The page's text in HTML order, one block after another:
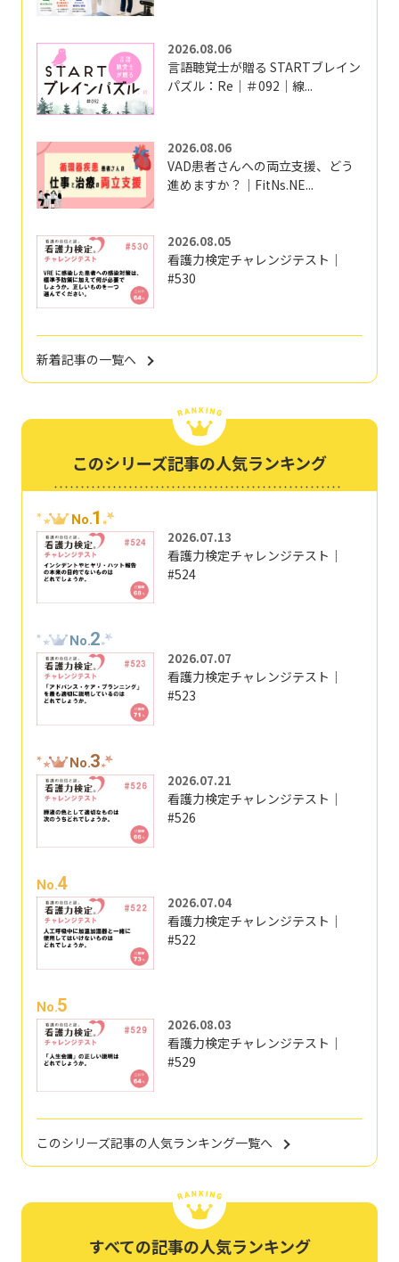
2026.08.06
言語聴覚士が贈る STARTブレイン
パズル：Re｜＃092｜線...
2026.08.06
VAD患者さんへの両立支援、どう
進めますか？｜FitNs.NE...
2026.08.05
看護力検定チャレンジテスト｜
#530
新着記事の一覧へ
このシリーズ記事の人気ランキング
No.1
2026.07.13
看護力検定チャレンジテスト｜
#524
No.2
2026.07.07
看護力検定チャレンジテスト｜
#523
No.3
2026.07.21
看護力検定チャレンジテスト｜
#526
No.4
2026.07.04
看護力検定チャレンジテスト｜
#522
No.5
2026.08.03
看護力検定チャレンジテスト｜
#529
このシリーズ記事の人気ランキング一覧へ
すべての記事の人気ランキング